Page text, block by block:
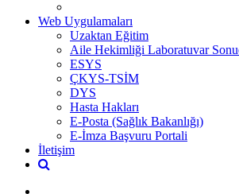
Web Uygulamaları
Uzaktan Eğitim
Aile Hekimliği Laboratuvar
ESYS
ÇKYS-TSİM
DYS
Hasta Hakları
E-Posta (Sağlık Bakanlığı)
E-İmza Başvuru Portali
İletişim